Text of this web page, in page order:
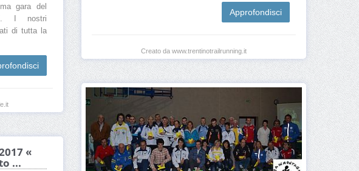
gara del
I nostri
di tutta la
Approfondisci
Creato da www.trentinotrailrunning.it
«
...